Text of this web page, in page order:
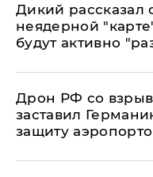
Дикий рассказал
неядерной
будут активно
​Дрон РФ со
заставил
защиту